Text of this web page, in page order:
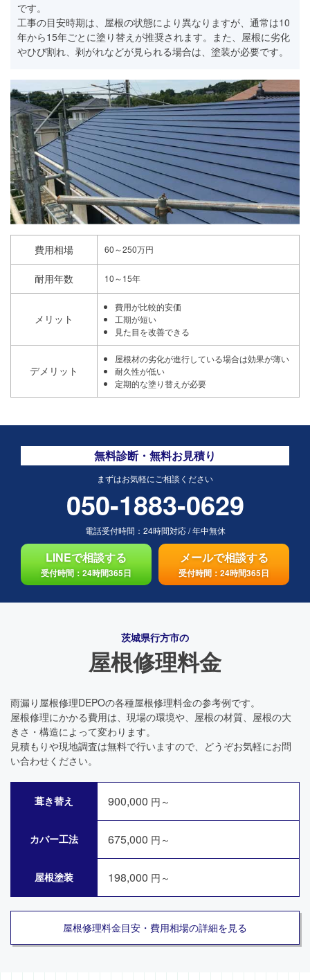
です。
工事の目安時期は、屋根の状態により異なりますが、通常は10
年から15年ごとに塗り替えが推奨されます。また、屋根に劣化
やひび割れ、剥がれなどが見られる場合は、塗装が必要です。
費用相場 60～250万円
耐用年数 10～15年
メリット
費用が比較的安価
工期が短い
見た目を改善できる
デメリット
屋根材の劣化が進行している場合は効果が薄い
耐久性が低い
定期的な塗り替えが必要
無料診断・無料お見積り
まずはお気軽にご相談ください
050-1883-0629
電話受付時間： 24時間対応/年中無休
LINEで相談する
受付時間：24時間365日
メールで相談する
受付時間：24時間365日
茨城県行方市の
屋根修理料金
雨漏り屋根修理DEPOの各種屋根修理料金の参考例です。
屋根修理にかかる費用は、現場の環境や、屋根の材質、屋根の大
きさ・構造によって変わります。
見積もりや現地調査は無料で行いますので、どうぞお気軽にお問
い合わせください。
葺き替え 900,000 円～
カバー工法 675,000 円～
屋根塗装 198,000 円～
屋根修理料金目安・費用相場の詳細を見る